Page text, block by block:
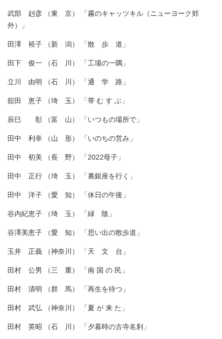
武部 赳彦 （東 京） 「霧のキャッツキル（ニューヨーク郊
外）」
田澤 裕子 （新 潟） 「散 歩 道」
田下 俊一 （石 川） 「工場の一隅」
立川 由明 （石 川） 「通 学 路」
舘田 恵子 （埼 玉） 「帯 む す ぶ」
辰巳 彰 （富 山） 「いつもの場所で」
田中 利幸 （山 形） 「いのちの営み」
田中 初美 （長 野） 「2022母子」
田中 正行 （埼 玉） 「裏銀座を行く」
田中 洋子 （愛 知） 「休日の午後」
谷内紀恵子 （埼 玉） 「緑 陰」
谷澤美恵子 （愛 知） 「思い出の散歩道」
玉井 正義 （神奈川） 「天 文 台」
田村 公男 （三 重） 「南 国 の 民」
田村 清明 （群 馬） 「再生を待つ」
田村 武弘 （神奈川） 「夏 が 来 た」
田村 英昭 （石 川） 「夕暮時の古寺名刹」